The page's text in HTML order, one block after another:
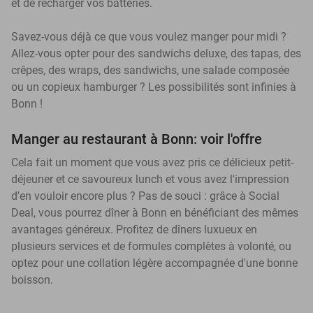
et de recharger vos batteries.
Savez-vous déjà ce que vous voulez manger pour midi ?
Allez-vous opter pour des sandwichs deluxe, des tapas, des
crêpes, des wraps, des sandwichs, une salade composée
ou un copieux hamburger ? Les possibilités sont infinies à
Bonn !
Manger au restaurant à Bonn: voir l'offre
Cela fait un moment que vous avez pris ce délicieux petit-
déjeuner et ce savoureux lunch et vous avez l'impression
d'en vouloir encore plus ? Pas de souci : grâce à Social
Deal, vous pourrez dîner à Bonn en bénéficiant des mêmes
avantages généreux. Profitez de dîners luxueux en
plusieurs services et de formules complètes à volonté, ou
optez pour une collation légère accompagnée d'une bonne
boisson.